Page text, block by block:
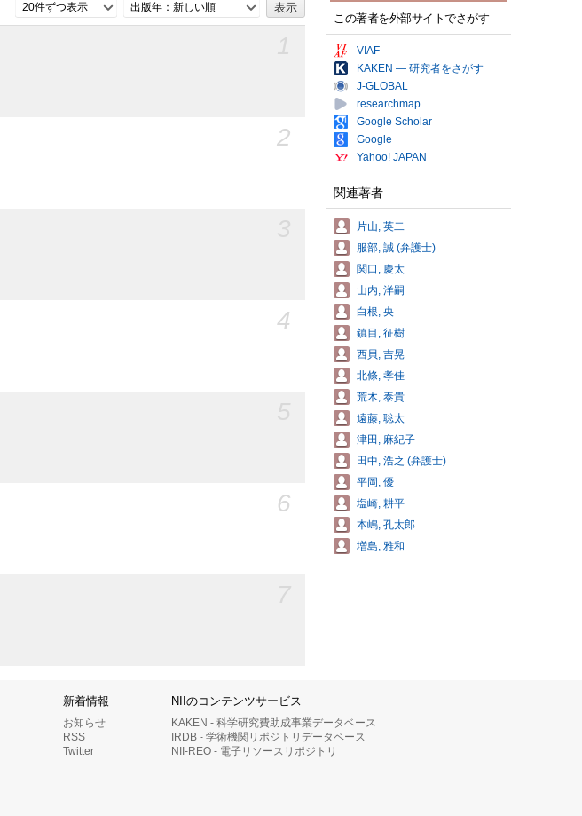
20件ずつ表示 出版年：新しい順
2
4
6
この著者を外部サイトでさがす
VIAF
KAKEN — 研究者をさがす
J-GLOBAL
researchmap
Google Scholar
Google
Yahoo! JAPAN
関連著者
片山, 英二
服部, 誠 (弁護士)
関口, 慶太
山内, 洋嗣
白根, 央
鎮目, 征樹
西貝, 吉晃
北條, 孝佳
荒木, 泰貴
遠藤, 聡太
津田, 麻紀子
田中, 浩之 (弁護士)
平岡, 優
塩崎, 耕平
本嶋, 孔太郎
増島, 雅和
新着情報
お知らせ
RSS
Twitter
NIIのコンテンツサービス
KAKEN - 科学研究費助成事業データベース
IRDB - 学術機関リポジトリデータベース
NII-REO - 電子リソースリポジトリ